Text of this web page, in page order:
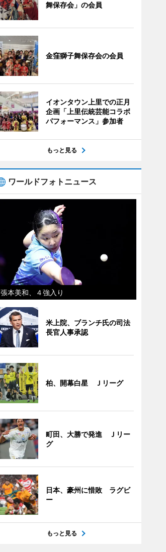
舞保存会」の会員
金窪獅子舞保存会の会員
イオンタウン上里での正月
企画「上里伝統芸能コラボ
パフォーマンス」参加者
もっと見る
ワールドフォトニュース
張本美和、４強入り
米上院、ブランチ氏の司法
長官人事承認
柏、開幕白星 Ｊリーグ
町田、大勝で発進 Ｊリー
グ
日本、豪州に惜敗 ラグビ
ー
もっと見る